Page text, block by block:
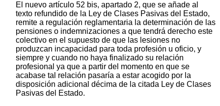
El nuevo artículo 52 bis, apartado 2, que se añade al
texto refundido de la Ley de Clases Pasivas del Estado,
remite a regulación reglamentaria la determinación de las
pensiones o indemnizaciones a que tendrá derecho este
colectivo en el supuesto de que las lesiones no
produzcan incapacidad para toda profesión u oficio, y
siempre y cuando no haya finalizado su relación
profesional ya que a partir del momento en que se
acabase tal relación pasaría a estar acogido por la
disposición adicional décima de la citada Ley de Clases
Pasivas del Estado.